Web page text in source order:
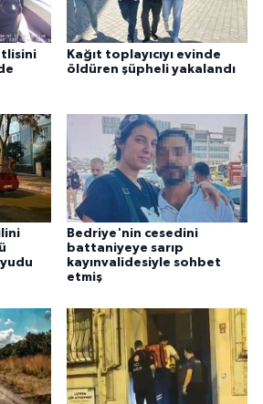
Kağıt toplayıcıyı evinde
öldüren şüpheli yakalandı
Bedriye'nin cesedini
battaniyeye sarıp
kayınvalidesiyle sohbet
etmiş